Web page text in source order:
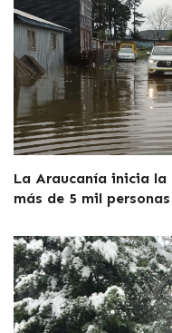
La Araucanía inicia
más de 5 mil personas